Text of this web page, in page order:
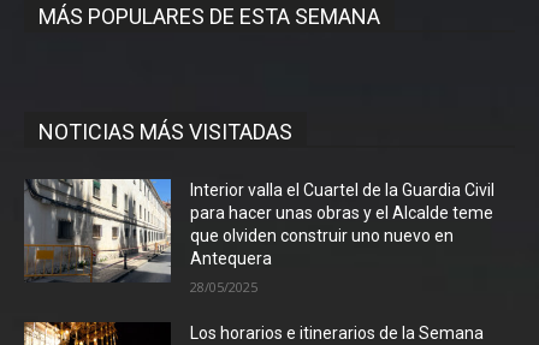
MÁS POPULARES DE ESTA SEMANA
NOTICIAS MÁS VISITADAS
Interior valla el Cuartel de la Guardia Civil
para hacer unas obras y el Alcalde teme
que olviden construir uno nuevo en
Antequera
28/05/2025
Los horarios e itinerarios de la Semana